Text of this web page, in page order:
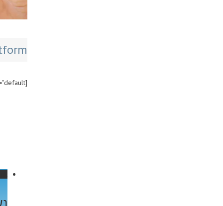
[title size="3" content_align="left" style_type="default"]Related Posts[/title]